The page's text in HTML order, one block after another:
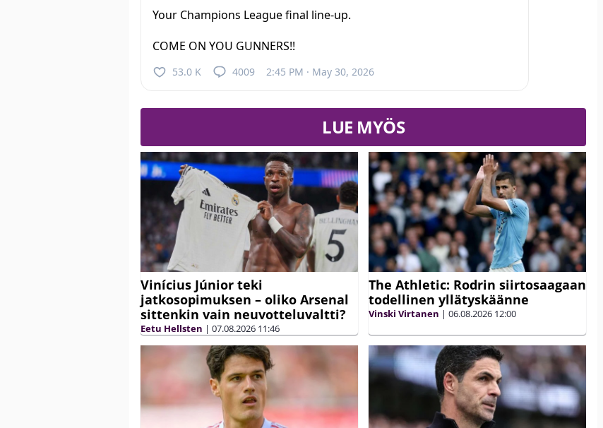
Your Champions League final line-up.
COME ON YOU GUNNERS!!
53.0 K 4009 2:45 PM · May 30, 2026
LUE MYÖS
Vinícius Júnior teki
jatkosopimuksen – oliko Arsenal
sittenkin vain neuvotteluvaltti?
Eetu Hellsten | 07.08.2026 11:46
The Athletic: Rodrin siirtosaagaan
todellinen yllätyskäänne
Vinski Virtanen | 06.08.2026 12:00